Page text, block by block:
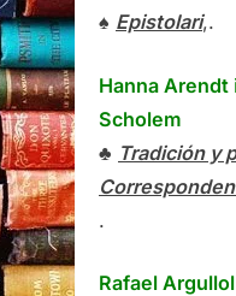
♠ Epistolari,.
Hanna Arendt i
Scholem
♣ Tradición y
.
Rafael Argullol